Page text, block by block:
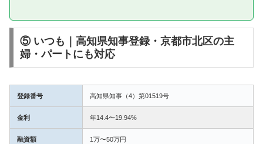
⑤ いつも｜高知県知事登録・京都市北区の主
婦・パートにも対応
登録番号 高知県知事（4）第01519号
金利 年14.4〜19.94%
融資額 1万〜50万円